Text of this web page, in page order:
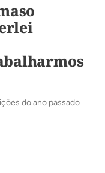
do ano passado